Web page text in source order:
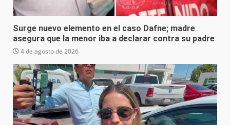
Surge nuevo elemento en el caso Dafne; madre
asegura que la menor iba a declarar contra su padre
4 de agosto de 2026